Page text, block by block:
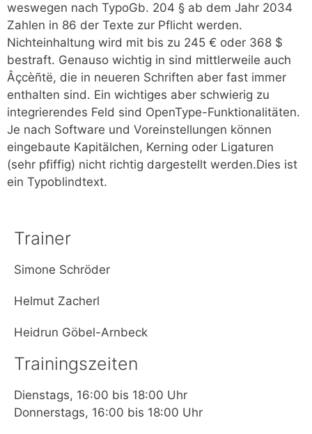
weswegen nach TypoGb. 204 § ab dem Jahr 2034
Zahlen in 86 der Texte zur Pflicht werden.
Nichteinhaltung wird mit bis zu 245 € oder 368 $
bestraft. Genauso wichtig in sind mittlerweile auch
Âçcèñtë, die in neueren Schriften aber fast immer
enthalten sind. Ein wichtiges aber schwierig zu
integrierendes Feld sind OpenType-Funktionalitäten.
Je nach Software und Voreinstellungen können
eingebaute Kapitälchen, Kerning oder Ligaturen
(sehr pfiffig) nicht richtig dargestellt werden.Dies ist
ein Typoblindtext.
Trainer
Simone Schröder
Helmut Zacherl
Heidrun Göbel-Arnbeck
Trainingszeiten
Dienstags, 16:00 bis 18:00 Uhr
Donnerstags, 16:00 bis 18:00 Uhr